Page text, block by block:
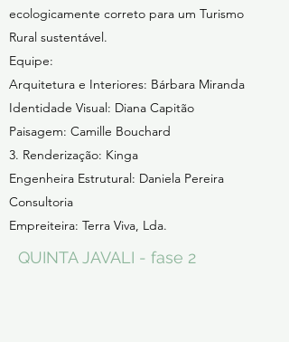
ecologicamente correto para um Turismo
Rural sustentável.
Equipe:
Arquitetura e Interiores: Bárbara Miranda
Identidade Visual: Diana Capitão
Paisagem: Camille Bouchard
3. Renderização: Kinga
Engenheira Estrutural: Daniela Pereira
Consultoria
Empreiteira: Terra Viva, Lda.
QUINTA JAVALI - fase 2